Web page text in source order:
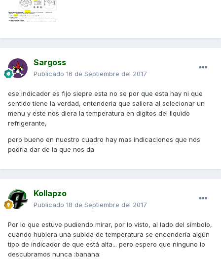
Sargoss
Publicado 16 de Septiembre del 2017
ese indicador es fijo siepre esta no se por que esta hay ni que
sentido tiene la verdad, entenderia que saliera al selecionar un
menu y este nos diera la temperatura en digitos del liquido
refrigerante,
pero bueno en nuestro cuadro hay mas indicaciones que nos
podria dar de la que nos da
Kollapzo
Publicado 18 de Septiembre del 2017
Por lo que estuve pudiendo mirar, por lo visto, al lado del símbolo,
cuando hubiera una subida de temperatura se encendería algún
tipo de indicador de que está alta... pero espero que ninguno lo
descubramos nunca :banana: